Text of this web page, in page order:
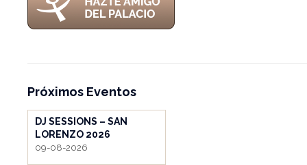
Próximos Eventos
DJ SESSIONS – SAN
LORENZO 2026
09-08-2026